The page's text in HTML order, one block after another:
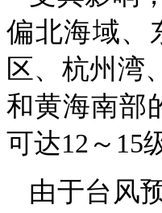
偏北海域、
区、杭州湾
和黄海南部
可达12～15
由于台风